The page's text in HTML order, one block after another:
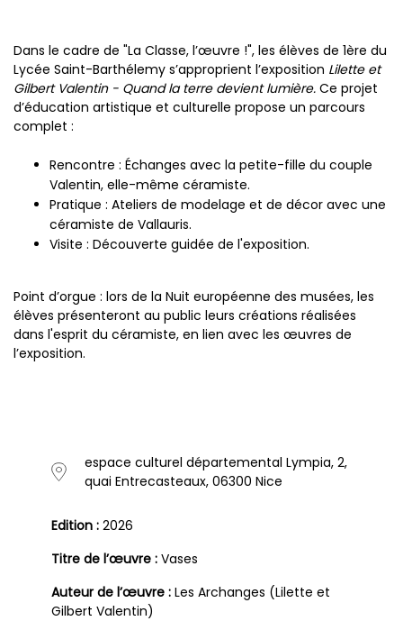
Dans le cadre de "La Classe, l’œuvre !", les élèves de 1ère du
Lycée Saint-Barthélemy s’approprient l’exposition Lilette et
Gilbert Valentin - Quand la terre devient lumière. Ce projet
d’éducation artistique et culturelle propose un parcours
complet :
Rencontre : Échanges avec la petite-fille du couple
Valentin, elle-même céramiste.
Pratique : Ateliers de modelage et de décor avec une
céramiste de Vallauris.
Visite : Découverte guidée de l'exposition.
Point d’orgue : lors de la Nuit européenne des musées, les
élèves présenteront au public leurs créations réalisées
dans l'esprit du céramiste, en lien avec les œuvres de
l’exposition.
espace culturel départemental Lympia, 2,
quai Entrecasteaux, 06300 Nice
Edition : 2026
Titre de l’œuvre : Vases
Auteur de l’œuvre : Les Archanges (Lilette et
Gilbert Valentin)